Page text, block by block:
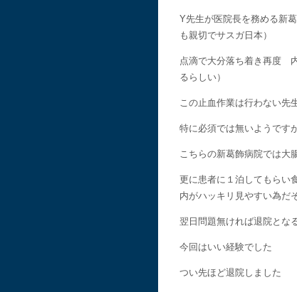
Y先生が医院長を務める新
も親切でサスガ日本）
点滴で大分落ち着き再度
るらしい）
この止血作業は行わない先
特に必須では無いようです
こちらの新葛飾病院では大
更に患者に１泊してもらい
内がハッキリ見やすい為だ
翌日問題無ければ退院とな
今回はいい経験でした
つい先ほど退院しました